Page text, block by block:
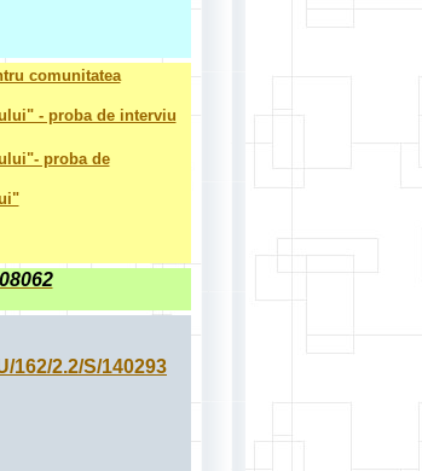
comunitatea
- proba de interviu
proba de
162/2.2/S/140293